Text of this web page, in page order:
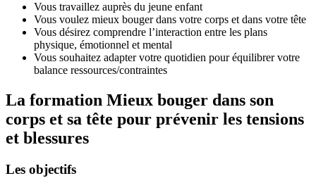
Vous travaillez auprès du jeune enfant
Vous voulez mieux bouger dans votre corps et dans votre tête
Vous désirez comprendre l’interaction entre les plans
physique, émotionnel et mental
Vous souhaitez adapter votre quotidien pour équilibrer votre
balance ressources/contraintes
La formation Mieux bouger dans son
corps et sa tête pour prévenir les tensions
et blessures
Les objectifs